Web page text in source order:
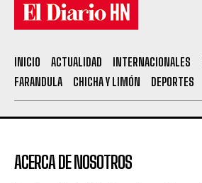
INICIO ACTUALIDAD INTERNACIONALES
FARANDULA
CHICHA Y LIMÓN DEPORTES
ACERCA DE NOSOTROS